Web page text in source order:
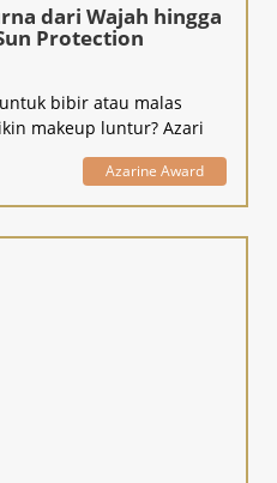
dari Wajah hingga
Protection
bibir atau malas
makeup luntur? Azari
Azarine Award